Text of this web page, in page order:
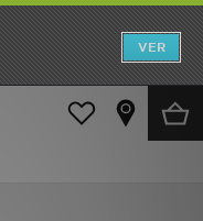
VER
Homem Sapatilhas